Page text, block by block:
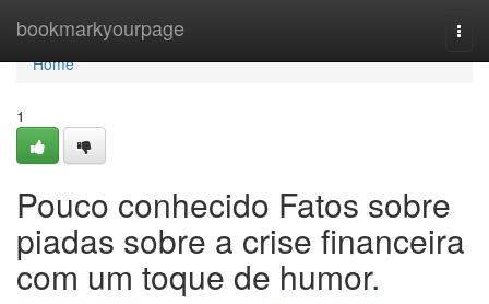
bookmarkyourpage
Home
Home
1
Pouco conhecido Fatos sobre
piadas sobre a crise financeira
com um toque de humor.